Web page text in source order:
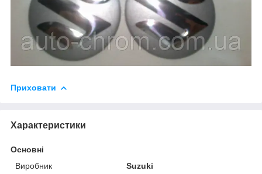
Приховати
Характеристики
Основні
Виробник
Suzuki